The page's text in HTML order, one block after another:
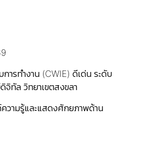
ารทำงาน (CWIE) ดีเด่น ระดับ
ทัล วิทยาเขตสงขลา
วามรู้และแสดงศักยภาพด้าน